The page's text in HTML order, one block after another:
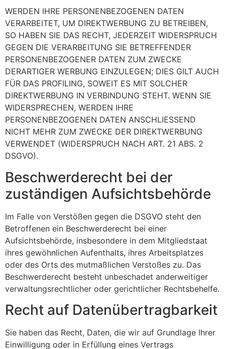
WERDEN IHRE PERSONENBEZOGENEN DATEN
VERARBEITET, UM DIREKTWERBUNG ZU BETREIBEN,
SO HABEN SIE DAS RECHT, JEDERZEIT WIDERSPRUCH
GEGEN DIE VERARBEITUNG SIE BETREFFENDER
PERSONENBEZOGENER DATEN ZUM ZWECKE
DERARTIGER WERBUNG EINZULEGEN; DIES GILT AUCH
FÜR DAS PROFILING, SOWEIT ES MIT SOLCHER
DIREKTWERBUNG IN VERBINDUNG STEHT. WENN SIE
WIDERSPRECHEN, WERDEN IHRE
PERSONENBEZOGENEN DATEN ANSCHLIESSEND
NICHT MEHR ZUM ZWECKE DER DIREKTWERBUNG
VERWENDET (WIDERSPRUCH NACH ART. 21 ABS. 2
DSGVO).
Beschwerde­recht bei der
zuständigen Aufsichts­behörde
Im Falle von Verstößen gegen die DSGVO steht den
Betroffenen ein Beschwerderecht bei einer
Aufsichtsbehörde, insbesondere in dem Mitgliedstaat
ihres gewöhnlichen Aufenthalts, ihres Arbeitsplatzes
oder des Orts des mutmaßlichen Verstoßes zu. Das
Beschwerderecht besteht unbeschadet anderweitiger
verwaltungsrechtlicher oder gerichtlicher Rechtsbehelfe.
Recht auf Daten­übertrag­barkeit
Sie haben das Recht, Daten, die wir auf Grundlage Ihrer
Einwilligung oder in Erfüllung eines Vertrags